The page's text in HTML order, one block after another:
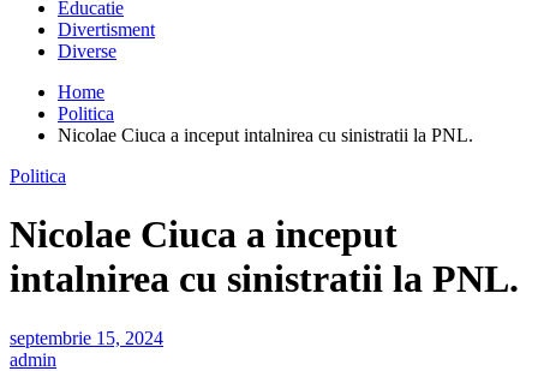
Educatie
Divertisment
Diverse
Home
Politica
Nicolae Ciuca a inceput intalnirea cu sinistratii la PNL.
Politica
Nicolae Ciuca a inceput
intalnirea cu sinistratii la PNL.
septembrie 15, 2024
admin